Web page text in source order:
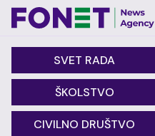
SVET RADA
ŠKOLSTVO
CIVILNO DRUŠTVO